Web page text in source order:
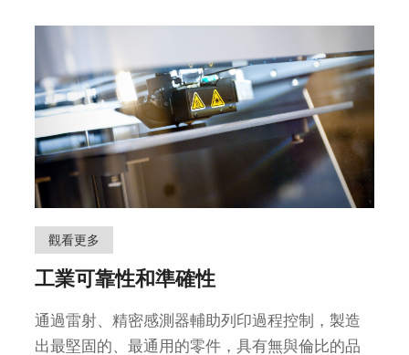
觀看更多
工業可靠性和準確性
通過雷射、精密感測器輔助列印過程控制，製造
出最堅固的、最通用的零件，具有無與倫比的品